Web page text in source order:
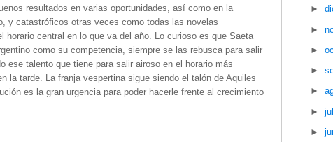
resultados en varias oportunidades, así como en la
y catastróficos otras veces como todas las novelas
horario central en lo que va del año. Lo curioso es que Saeta
como su competencia, siempre se las rebusca para salir
ese talento que tiene para salir airoso en el horario más
la tarde. La franja vespertina sigue siendo el talón de Aquiles
es la gran urgencia para poder hacerle frente al crecimiento
►
►
►
►
►
►
►